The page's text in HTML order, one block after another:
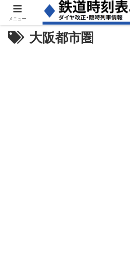
大阪都市圏
メニュー